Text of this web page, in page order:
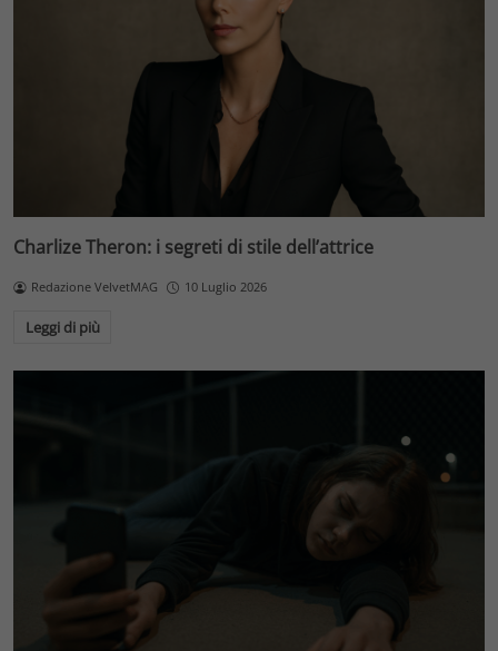
Charlize Theron: i segreti di stile dell’attrice
Redazione VelvetMAG 10 Luglio 2026
Leggi di più